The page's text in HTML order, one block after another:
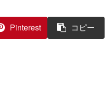
Pinterest コピー